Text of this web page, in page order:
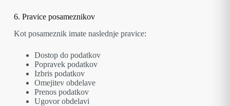
6. Pravice posameznikov
Kot posameznik imate naslednje pravice:
Dostop do podatkov
Popravek podatkov
Izbris podatkov
Omejitev obdelave
Prenos podatkov
Ugovor obdelavi